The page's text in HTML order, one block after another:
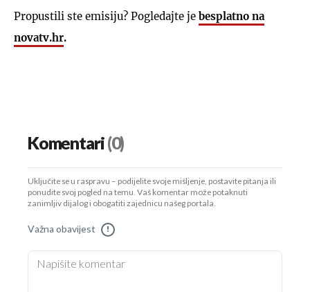
Propustili ste emisiju? Pogledajte je besplatno na
novatv.hr.
Komentari(0)
Uključite se u raspravu – podijelite svoje mišljenje, postavite pitanja ili
ponudite svoj pogled na temu. Vaš komentar može potaknuti
zanimljiv dijalog i obogatiti zajednicu našeg portala.
Važna obavijest !